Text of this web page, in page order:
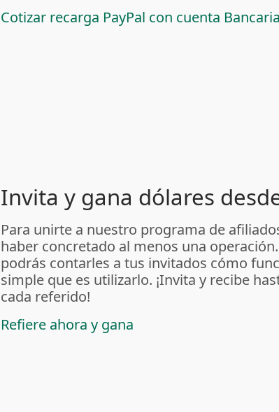
Cotizar recarga PayPal con cuenta Bancaria
Invita y gana dólares
Para unirte a nuestro programa de
haber concretado al menos una
podrás contarles a tus invitados cómo
simple que es utilizarlo. ¡Invita y recibe
cada referido!
Refiere ahora y gana